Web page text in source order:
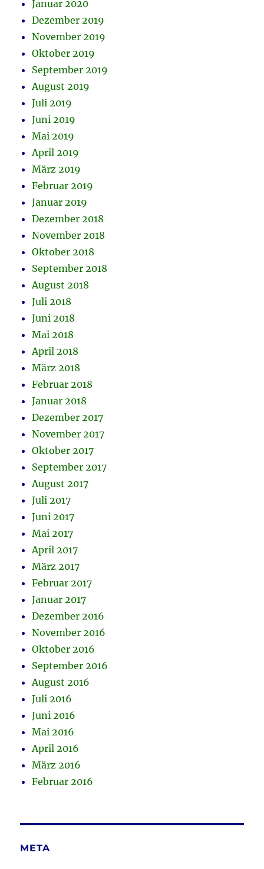
Januar 2020
Dezember 2019
November 2019
Oktober 2019
September 2019
August 2019
Juli 2019
Juni 2019
Mai 2019
April 2019
März 2019
Februar 2019
Januar 2019
Dezember 2018
November 2018
Oktober 2018
September 2018
August 2018
Juli 2018
Juni 2018
Mai 2018
April 2018
März 2018
Februar 2018
Januar 2018
Dezember 2017
November 2017
Oktober 2017
September 2017
August 2017
Juli 2017
Juni 2017
Mai 2017
April 2017
März 2017
Februar 2017
Januar 2017
Dezember 2016
November 2016
Oktober 2016
September 2016
August 2016
Juli 2016
Juni 2016
Mai 2016
April 2016
März 2016
Februar 2016
META